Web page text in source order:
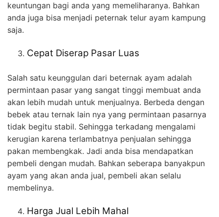
keuntungan bagi anda yang memeliharanya. Bahkan
anda juga bisa menjadi peternak telur ayam kampung
saja.
Cepat Diserap Pasar Luas
Salah satu keunggulan dari beternak ayam adalah
permintaan pasar yang sangat tinggi membuat anda
akan lebih mudah untuk menjualnya. Berbeda dengan
bebek atau ternak lain nya yang permintaan pasarnya
tidak begitu stabil. Sehingga terkadang mengalami
kerugian karena terlambatnya penjualan sehingga
pakan membengkak. Jadi anda bisa mendapatkan
pembeli dengan mudah. Bahkan seberapa banyakpun
ayam yang akan anda jual, pembeli akan selalu
membelinya.
Harga Jual Lebih Mahal